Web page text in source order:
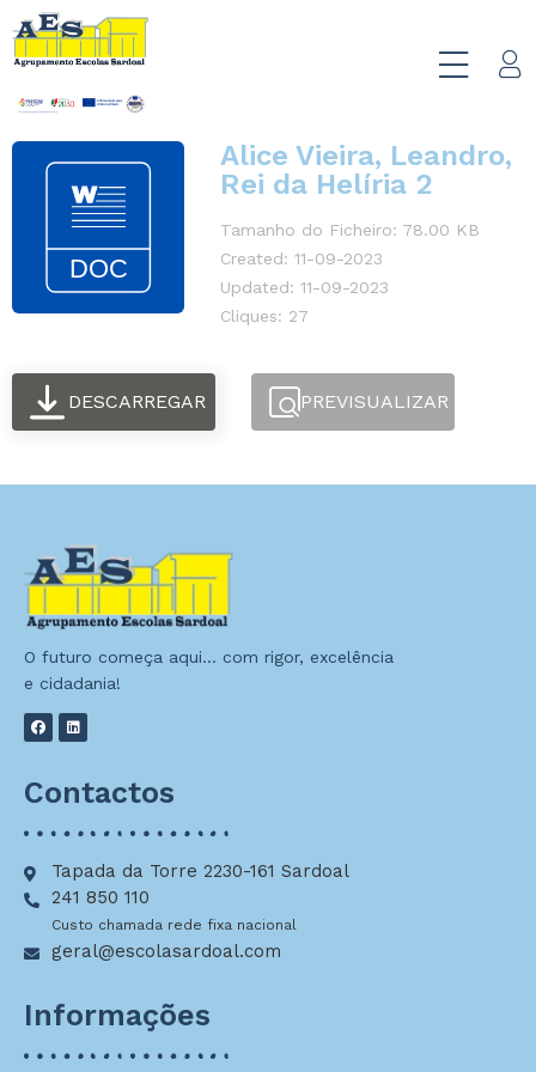
Alice Vieira, Leandro,
Rei da Helíria 2
Tamanho do Ficheiro: 78.00 KB
Created: 11-09-2023
Updated: 11-09-2023
Cliques: 27
DESCARREGAR PREVISUALIZAR
O futuro começa aqui… com rigor, excelência
e cidadania!
Contactos
Tapada da Torre 2230-161 Sardoal
241 850 110
Custo chamada rede fixa nacional
geral@escolasardoal.com
Informações